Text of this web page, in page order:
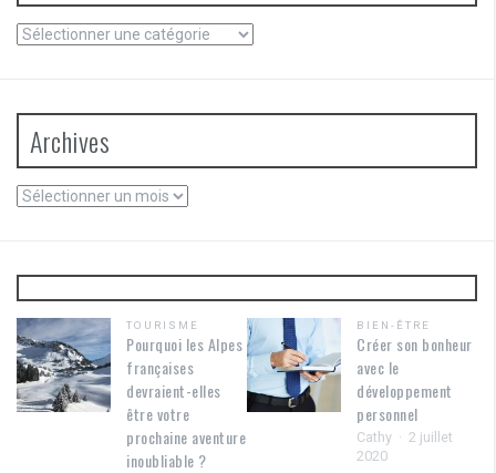
Selectionnez
Archives
Archives
TOURISME
Pourquoi les Alpes
françaises
devraient-elles
être votre
prochaine aventure
inoubliable ?
BIEN-ÊTRE
Créer son bonheur
avec le
développement
personnel
Cathy
2 juillet
2020